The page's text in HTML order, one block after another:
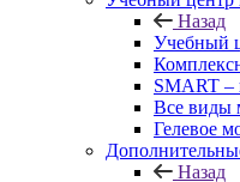
Назад
Учебный
SMART –
Все виды
Гелевое
Назад